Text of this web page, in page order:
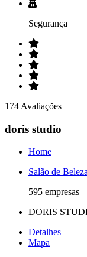
Segurança
174 Avaliações
doris studio
Home
Salão de
595 empresas
DORIS
Detalhes
Mapa